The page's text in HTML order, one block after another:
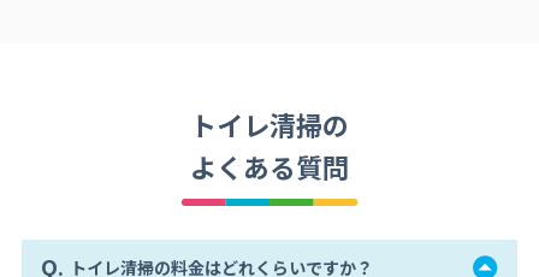
トイレ清掃の
よくある質問
Q. トイレ清掃の料金はどれくらいですか？